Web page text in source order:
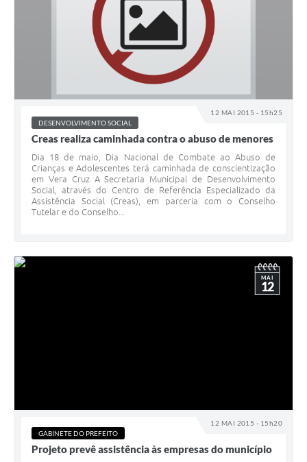
12 MAI 2015 - 15h25
DESENVOLVIMENTO SOCIAL
Creas realiza caminhada contra o abuso de menores
Dia 18 de maio, Dia Nacional de Combate ao Abuso de
Crianças e Adolescentes terá caminhada de conscientização
em Vera Cruz A Secretaria Municipal de Desenvolvimento
Social, através do Centro de Referência Especializado da
Assistência Social (Creas), em parceria com o Conselho
Tutelar e do Conselho...
12 MAI 2015 - 15h20
MAI
12
GABINETE DO PREFEITO
Projeto prevê assistência às empresas do município